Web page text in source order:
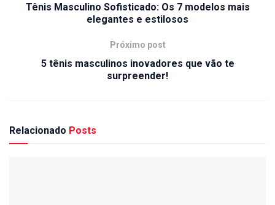
Tênis Masculino Sofisticado: Os 7 modelos mais
elegantes e estilosos
Próximo post
5 tênis masculinos inovadores que vão te
surpreender!
Relacionado Posts